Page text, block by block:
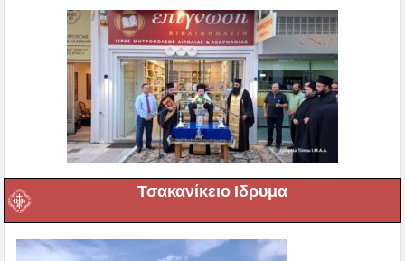
Τσακανίκειο Ιδρυμα